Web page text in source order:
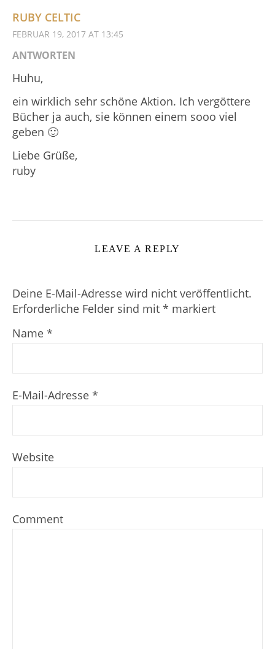
RUBY CELTIC
FEBRUAR 19, 2017 AT 13:45
ANTWORTEN
Huhu,
ein wirklich sehr schöne Aktion. Ich vergöttere
Bücher ja auch, sie können einem sooo viel
geben 🙂
Liebe Grüße,
ruby
LEAVE A REPLY
Deine E-Mail-Adresse wird nicht veröffentlicht.
Erforderliche Felder sind mit * markiert
Name *
E-Mail-Adresse *
Website
Comment